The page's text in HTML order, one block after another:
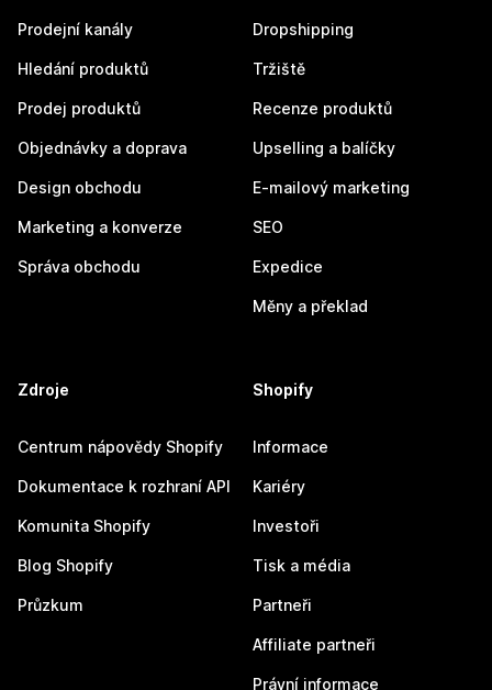
Prodejní kanály
Hledání produktů
Prodej produktů
Objednávky a doprava
Design obchodu
Marketing a konverze
Správa obchodu
Dropshipping
Tržiště
Recenze produktů
Upselling a balíčky
E-mailový marketing
SEO
Expedice
Měny a překlad
Zdroje
Centrum nápovědy Shopify
Dokumentace k rozhraní API
Komunita Shopify
Blog Shopify
Průzkum
Shopify
Informace
Kariéry
Investoři
Tisk a média
Partneři
Affiliate partneři
Právní informace